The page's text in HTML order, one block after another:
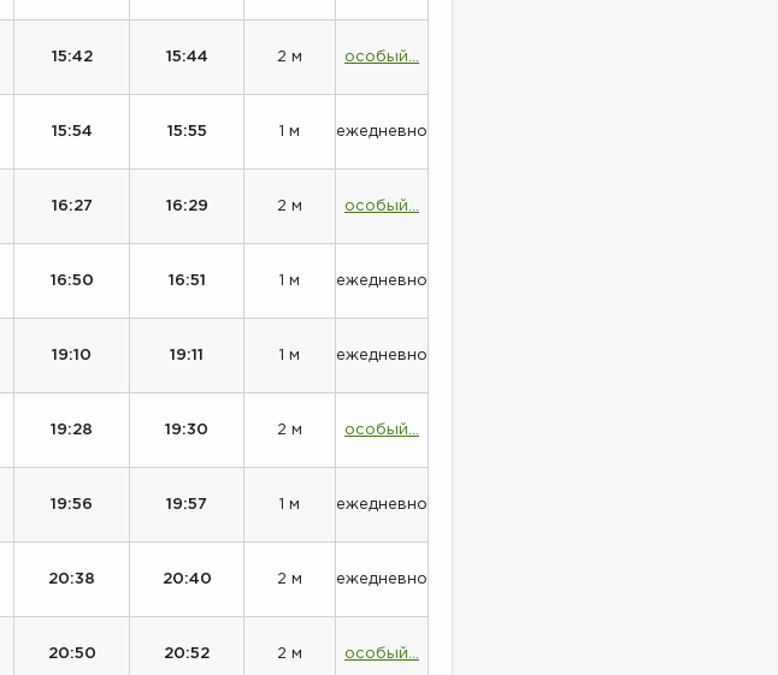
15:42 15:44 2 м особый...
15:54 15:55 1 м ежедневно
16:27 16:29 2 м особый...
16:50 16:51 1 м ежедневно
19:10 19:11 1 м ежедневно
19:28 19:30 2 м особый...
19:56 19:57 1 м ежедневно
20:38 20:40 2 м ежедневно
20:50 20:52 2 м особый...